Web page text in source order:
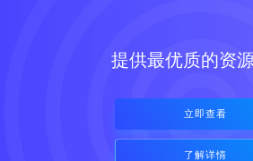
提供最优质的资
立即查看
了解详情